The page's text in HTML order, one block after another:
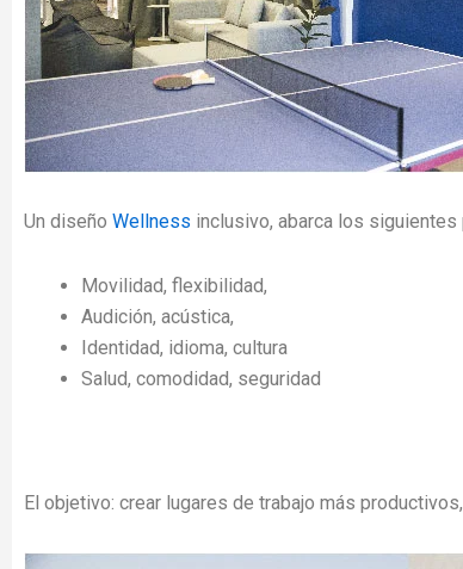
Un diseño Wellness inclusivo, abarca los siguientes
Movilidad, flexibilidad,
Audición, acústica,
Identidad, idioma, cultura
Salud, comodidad, seguridad
El objetivo: crear lugares de trabajo más